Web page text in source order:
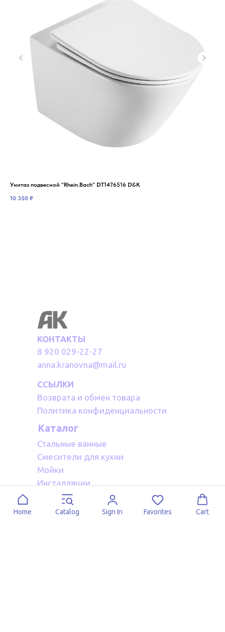
Home Catalog Sign In Favorites Cart
Унитаз подвесной "Rhein.Bach" DT1476516 D&K
10 350 ₽
КОНТАКТЫ
8 920 029-22-27
anna.kranovna@mail.ru
ССЫЛКИ
Возврата и обмен товара
Политика конфиденциальности
Каталог
Стальные ванные
Смесители для кухни
Мойки
Инсталляции
Акриловые ванные
Полотенцесушители водяные